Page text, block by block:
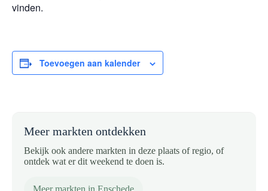
vinden.
Toevoegen aan kalender
Meer markten ontdekken
Bekijk ook andere markten in deze plaats of regio, of
ontdek wat er dit weekend te doen is.
Meer markten in Enschede